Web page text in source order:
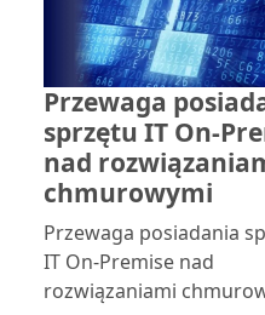
Przewaga
sprzętu IT On-
nad
chmurowymi
Przewaga posiadania
IT On-Premise nad
rozwiązaniami